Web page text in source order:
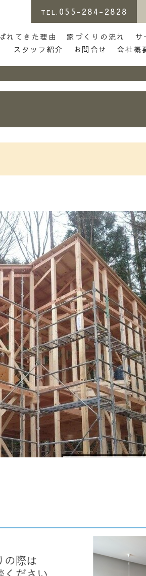
家づくり
TEL. 055-284-2828
れてきた理由 家づくりの流れ サ
スタッフ紹介
お問合せ 会社概